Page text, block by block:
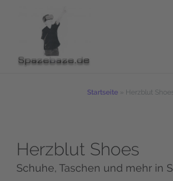
Startseite Herzblut
Herzblut Shoes
Schuhe, Taschen und mehr in